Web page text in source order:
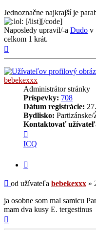
Jednoznačne najkrajší je
[/list][/code]
Naposledy upravil/-a Dudo v
celkom 1 krát.
bebekexxx
Administrátor stránky
Príspevky: 708
Dátum registrácie:
Bydlisko:
Kontaktovať
informácie
užívateľa
bebekexxx
ICQ
Príspevok
od užívateľa bebekexxx »
ja osobne som mal samicu
mam dva kusy E. tergestinus